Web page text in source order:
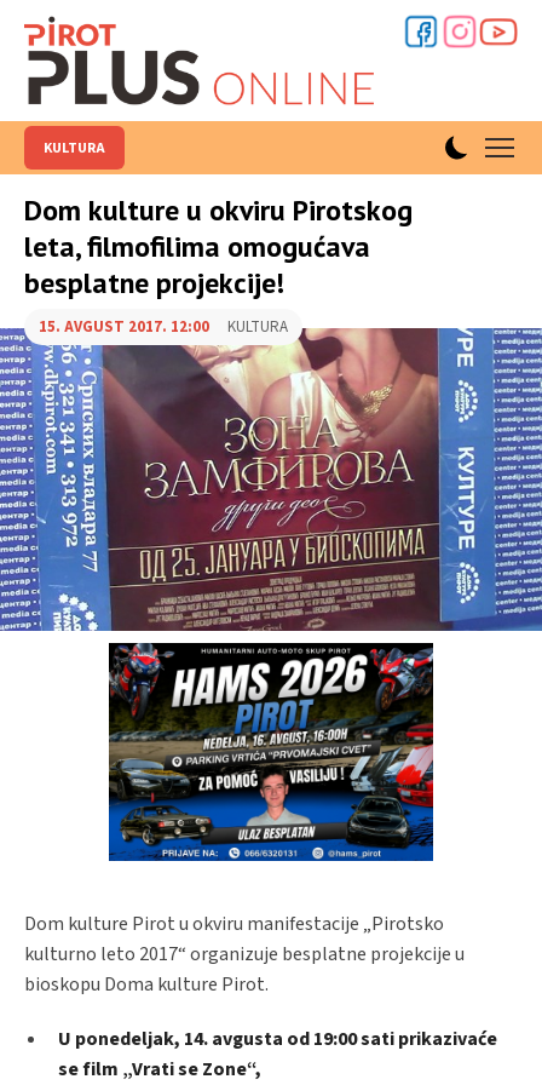
KULTURA
Dom kulture u okviru Pirotskog
leta, filmofilima omogućava
besplatne projekcije!
15. AVGUST 2017. 12:00 KULTURA
Dom kulture Pirot u okviru manifestacije „Pirotsko
kulturno leto 2017“ organizuje besplatne projekcije u
bioskopu Doma kulture Pirot.
U ponedeljak, 14. avgusta od 19:00 sati prikazivaće
se film „Vrati se Zone“,